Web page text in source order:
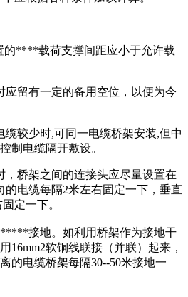
****载荷支撑间距应小于允许载
留有一定的备用空位，以便为今
较少时,可同一电缆桥架安装,但中
制电缆隔开敷设。
桥架之间的连接头应尽量设置在
的电缆每隔2米左右固定一下，垂直
固定一下。
接地。如利用桥架作为接地干
16mm2软铜线联接（并联）起来，
的电缆桥架每隔30--50米接地一